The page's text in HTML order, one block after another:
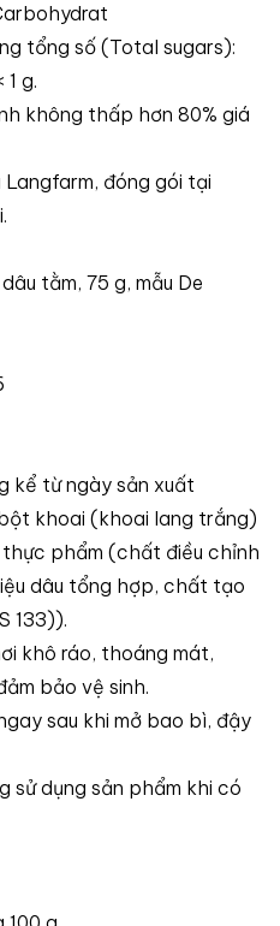
tổng số (Total sugars):
g.
không thấp hơn 80% giá
Langfarm, đóng gói tại
tằm, 75 g, mẫu De
kể từ ngày sản xuất
khoai (khoai lang trắng)
phẩm (chất điều chỉnh
dâu tổng hợp, chất tạo
133)).
khô ráo, thoáng mát,
bảo vệ sinh.
sau khi mở bao bì, đậy
sử dụng sản phẩm khi có